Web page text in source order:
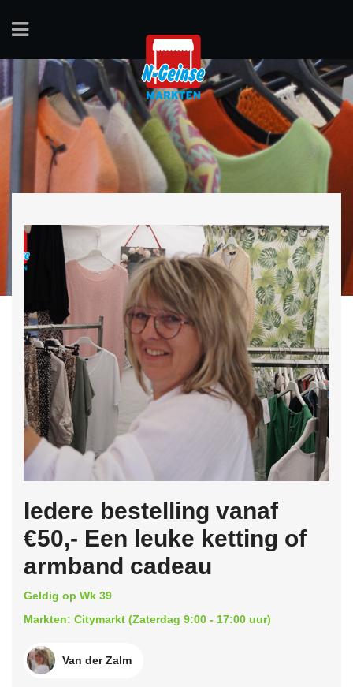
Iedere bestelling vanaf
€50,- Een leuke ketting of
armband cadeau
Geldig op Wk 39
Markten: Citymarkt (Zaterdag 9:00 - 17:00 uur)
Van der Zalm